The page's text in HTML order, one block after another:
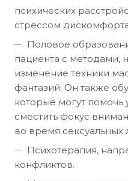
психических
стрессом
Половое
пациента с методами,
изменение техники
фантазий. Он также
которые могут помочь
сместить фокус
во время сексуальных
Психотерапия,
конфликтов.